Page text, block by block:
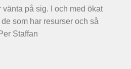
på sig. I och med ökat
som har resurser och så
Staffan